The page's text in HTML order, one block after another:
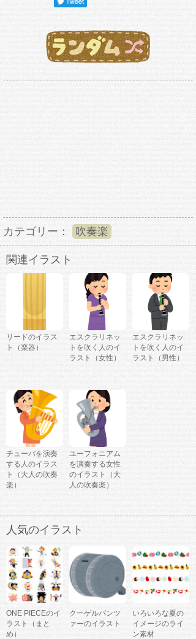
カテゴリー： 吹奏楽
関連イラスト
リードのイラス
ト（楽器）
エスクラリネッ
トを吹く人のイ
ラスト（女性）
エスクラリネッ
トを吹く人のイ
ラスト（男性）
チューバを演奏
する人のイラス
ト（大人の吹奏
楽）
ユーフォニアム
を演奏する女性
のイラスト（大
人の吹奏楽）
人気のイラスト
ONE PIECEのイ
ラスト（まと
め）
クーゲルパンツ
ァーのイラスト
いろいろな夏の
イメージのライ
ン素材